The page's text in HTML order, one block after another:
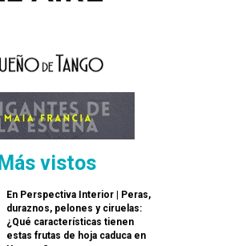
Más vistos
En Perspectiva Interior | Peras,
duraznos, pelones y ciruelas:
¿Qué características tienen
estas frutas de hoja caduca en